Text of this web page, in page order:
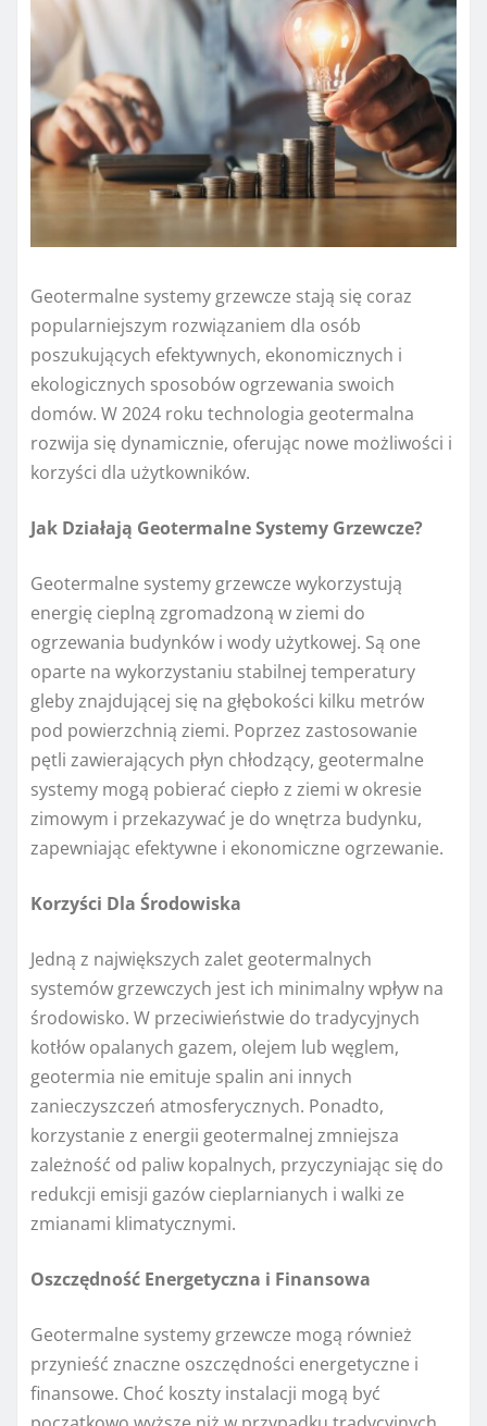
Geotermalne systemy grzewcze stają się coraz
popularniejszym rozwiązaniem dla osób
poszukujących efektywnych, ekonomicznych i
ekologicznych sposobów ogrzewania swoich
domów. W 2024 roku technologia geotermalna
rozwija się dynamicznie, oferując nowe możliwości i
korzyści dla użytkowników.
Jak Działają Geotermalne Systemy Grzewcze?
Geotermalne systemy grzewcze wykorzystują
energię cieplną zgromadzoną w ziemi do
ogrzewania budynków i wody użytkowej. Są one
oparte na wykorzystaniu stabilnej temperatury
gleby znajdującej się na głębokości kilku metrów
pod powierzchnią ziemi. Poprzez zastosowanie
pętli zawierających płyn chłodzący, geotermalne
systemy mogą pobierać ciepło z ziemi w okresie
zimowym i przekazywać je do wnętrza budynku,
zapewniając efektywne i ekonomiczne ogrzewanie.
Korzyści Dla Środowiska
Jedną z największych zalet geotermalnych
systemów grzewczych jest ich minimalny wpływ na
środowisko. W przeciwieństwie do tradycyjnych
kotłów opalanych gazem, olejem lub węglem,
geotermia nie emituje spalin ani innych
zanieczyszczeń atmosferycznych. Ponadto,
korzystanie z energii geotermalnej zmniejsza
zależność od paliw kopalnych, przyczyniając się do
redukcji emisji gazów cieplarnianych i walki ze
zmianami klimatycznymi.
Oszczędność Energetyczna i Finansowa
Geotermalne systemy grzewcze mogą również
przynieść znaczne oszczędności energetyczne i
finansowe. Choć koszty instalacji mogą być